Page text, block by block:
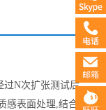
过N次扩张测试后，
感表面处理,结合现